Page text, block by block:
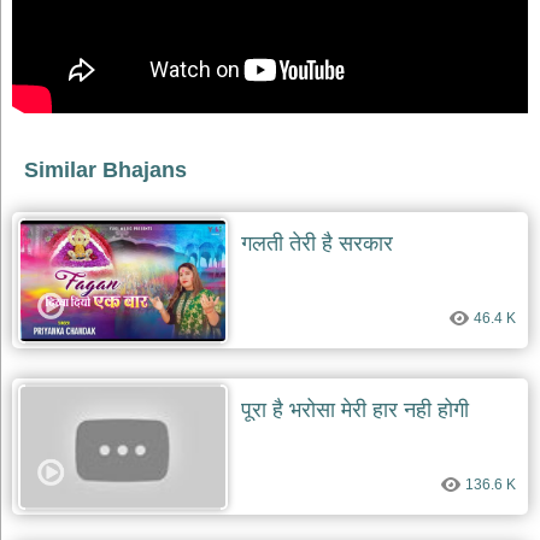
गुरुदेव
भजन
भजन
miscellaneous
bhajans
विष्णु
भजन
vishnu
bhajans
भजन
balak
Similar Bhajans
गलती तेरी है सरकार
46.4 K
पूरा है भरोसा मेरी हार नही होगी
136.6 K